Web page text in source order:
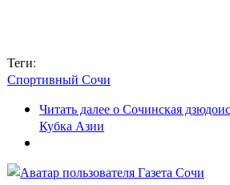
Теги:
Спортивный Сочи
Читать далеео Сочинская
Кубка Азии